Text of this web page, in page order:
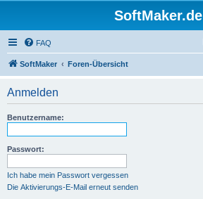
SoftMaker.de
FAQ
SoftMaker Foren-Übersicht
Anmelden
Benutzername:
Passwort:
Ich habe mein Passwort vergessen
Die Aktivierungs-E-Mail erneut senden